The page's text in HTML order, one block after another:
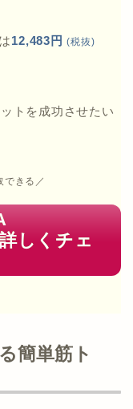
12,483円(税抜)
トを成功させたい
できる／
しくチェ
簡単筋ト